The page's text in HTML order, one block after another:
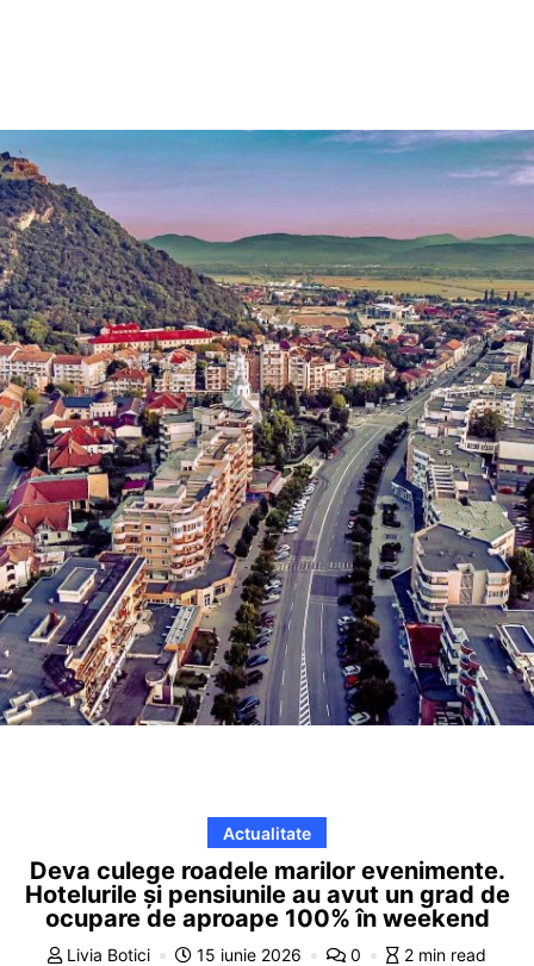
Actualitate
Deva culege roadele marilor evenimente.
Hotelurile și pensiunile au avut un grad de
ocupare de aproape 100% în weekend
Livia Botici 15 iunie 2026 0 2 min read